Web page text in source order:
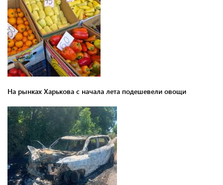
На рынках Харькова с начала лета подешевели овощи